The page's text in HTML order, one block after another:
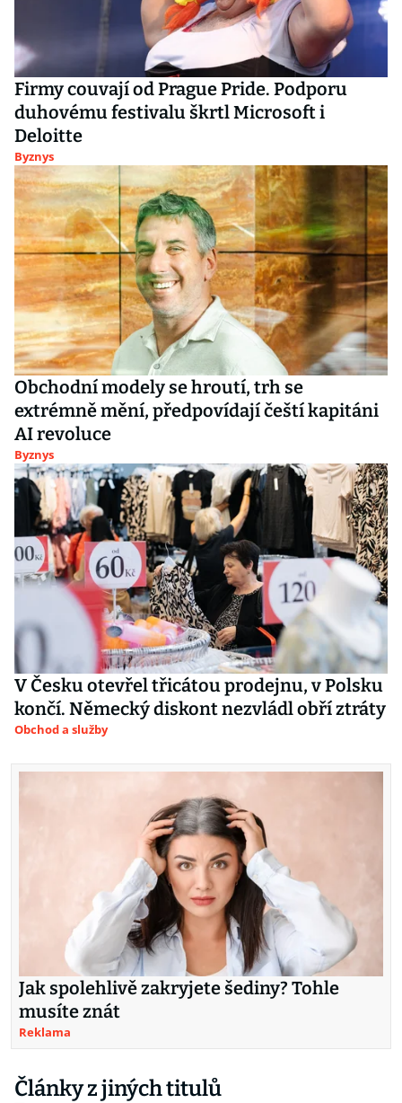
Firmy couvají od Prague Pride. Podporu
duhovému festivalu škrtl Microsoft i
Deloitte
Byznys
Obchodní modely se hroutí, trh se
extrémně mění, předpovídají čeští kapitáni
AI revoluce
Byznys
V Česku otevřel třicátou prodejnu, v Polsku
končí. Německý diskont nezvládl obří ztráty
Obchod a služby
Jak spolehlivě zakryjete šediny? Tohle
musíte znát
Reklama
Články z jiných titulů